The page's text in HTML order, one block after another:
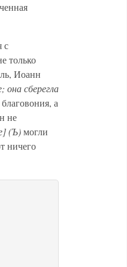
с
только
Иоанн
сберегла
а
не
(Ъ)могли
ничего